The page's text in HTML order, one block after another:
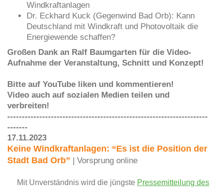
Windkraftanlagen
Dr. Eckhard Kuck (Gegenwind Bad Orb): Kann
Deutschland mit Windkraft und Photovoltaik die
Energiewende schaffen?
Großen Dank an Ralf Baumgarten für die Video-
Aufnahme der Veranstaltung, Schnitt und Konzept!
Bitte auf YouTube liken und kommentieren!
Video auch auf sozialen Medien teilen und
verbreiten!
---------------------------------------------------------------------
-------
17.11.2023
Keine Windkraftanlagen: “Es ist die Position der
Stadt Bad Orb” | Vorsprung online
Mit Unverständnis wird die jüngste Pressemitteilung des